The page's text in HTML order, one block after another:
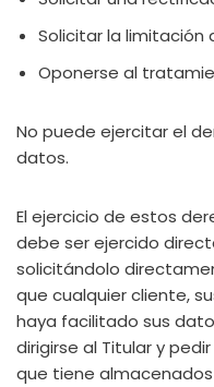
Solicitar la
Oponerse al
No puede ejercitar el
datos.
El ejercicio de estos
debe ser ejercido
solicitándolo
que cualquier cliente,
haya facilitado sus
dirigirse al Titular y
que tiene